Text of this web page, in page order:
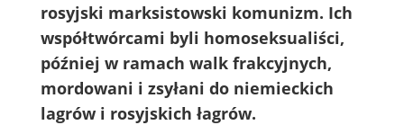
rosyjski marksistowski komunizm. Ich
współtwórcami byli homoseksualiści,
później w ramach walk frakcyjnych,
mordowani i zsyłani do niemieckich
lagrów i rosyjskich łagrów.